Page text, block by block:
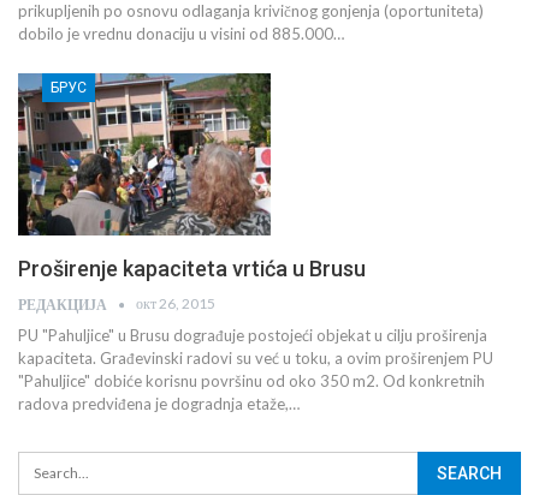
prikupljenih po osnovu odlaganja krivičnog gonjenja (oportuniteta)
dobilo je vrednu donaciju u visini od 885.000…
БРУС
Proširenje kapaciteta vrtića u Brusu
РЕДАКЦИЈА окт 26, 2015
PU "Pahuljice" u Brusu dograđuje postojeći objekat u cilju proširenja
kapaciteta. Građevinski radovi su već u toku, a ovim proširenjem PU
"Pahuljice" dobiće korisnu površinu od oko 350 m2. Od konkretnih
radova predviđena je dogradnja etaže,…